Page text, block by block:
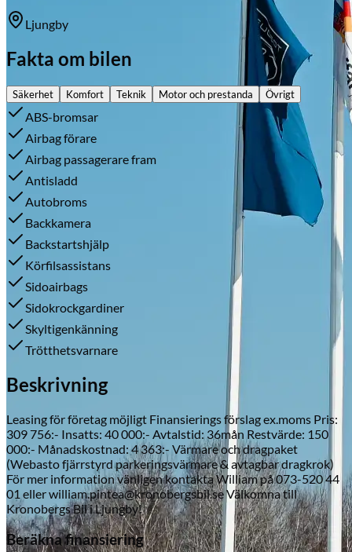
Skadeverkstad
Ljungby
Fakta om bilen
Säkerhet Komfort Teknik Motor och prestanda Övrigt
ABS-bromsar
Airbag förare
Airbag passagerare fram
Antisladd
Autobroms
Backkamera
Backstartshjälp
Körfilsassistans
Sidoairbags
Sidokrockgardiner
Skyltigenkänning
Trötthetsvarnare
Beskrivning
Leasing för företag möjligt Finansierings förslag ex.moms Pris:
309 756:- Insatts: 40 000:- Avtalstid: 36mån Restvärde: 150
000:- Månadskostnad: 4 363:- Värmare och dragpaket
(Webasto fjärrstyrd parkeringsvärmare & avtagbar dragkrok)
För mer information vänligen kontakta William på 073-520 44
01 eller william.pintea@kronobergsbil.se Välkomna till
Kronobergs Bil i Ljungby!
Beräkna finansiering